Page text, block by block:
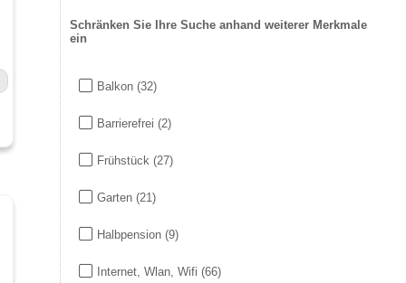
Schränken Sie Ihre Suche anhand weiterer Merkmale
ein
Balkon (32)
Barrierefrei (2)
Frühstück (27)
Garten (21)
Halbpension (9)
Internet, Wlan, Wifi (66)